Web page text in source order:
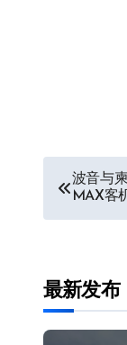
文
章
航
波音与
MAX客
最新发布